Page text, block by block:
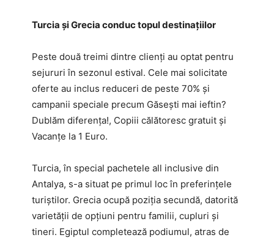
Turcia și Grecia conduc topul destinațiilor
Peste două treimi dintre clienți au optat pentru
sejururi în sezonul estival. Cele mai solicitate
oferte au inclus reduceri de peste 70% și
campanii speciale precum Găsești mai ieftin?
Dublăm diferența!, Copiii călătoresc gratuit și
Vacanțe la 1 Euro.
Turcia, în special pachetele all inclusive din
Antalya, s-a situat pe primul loc în preferințele
turiștilor. Grecia ocupă poziția secundă, datorită
varietății de opțiuni pentru familii, cupluri și
tineri. Egiptul completează podiumul, atras de